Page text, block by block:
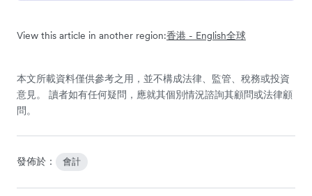
View this article in another region:香港 - English全球
本文所載資料僅供參考之用，並不構成法律、監管、稅務或投資
意見。 讀者如有任何疑問，應就其個別情況諮詢其顧問或法律顧
問。
發佈於： 會計